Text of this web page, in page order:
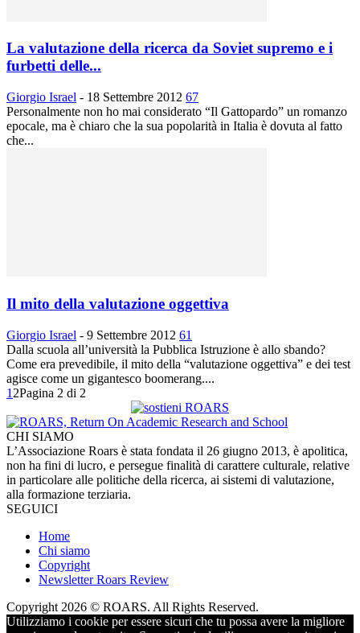
La valutazione della ricerca da Soviet supremo e i
furbetti delle...
Giorgio Israel - 18 Settembre 2012 67
Personalmente non ho mai considerato “Il Gattopardo” un romanzo
epocale, ma è chiaro che la sua popolarità in Italia è dovuta al fatto
che...
Il mito della valutazione oggettiva
Giorgio Israel - 9 Settembre 2012 61
Dalla scuola all’università la Pubblica Istruzione è allo sbando?
Come era prevedibile, il mito della “valutazione oggettiva” e dei test
agisce come un gigantesco boomerang....
1 2Pagina 2 di 2
CHI SIAMO
L’Associazione Roars è stata fondata il 26 giugno 2013, è apolitica,
non ha fini di lucro, e persegue finalità di carattere culturale, relative
in particolare alle politiche della ricerca, ai sistemi di valutazione,
alla formazione terziaria.
SEGUICI
Home
Chi siamo
Copyright
Newsletter Roars Review
Copyright 2026 © ROARS. All Rights Reserved.
Utilizziamo i cookie per essere sicuri che tu possa avere la migliore